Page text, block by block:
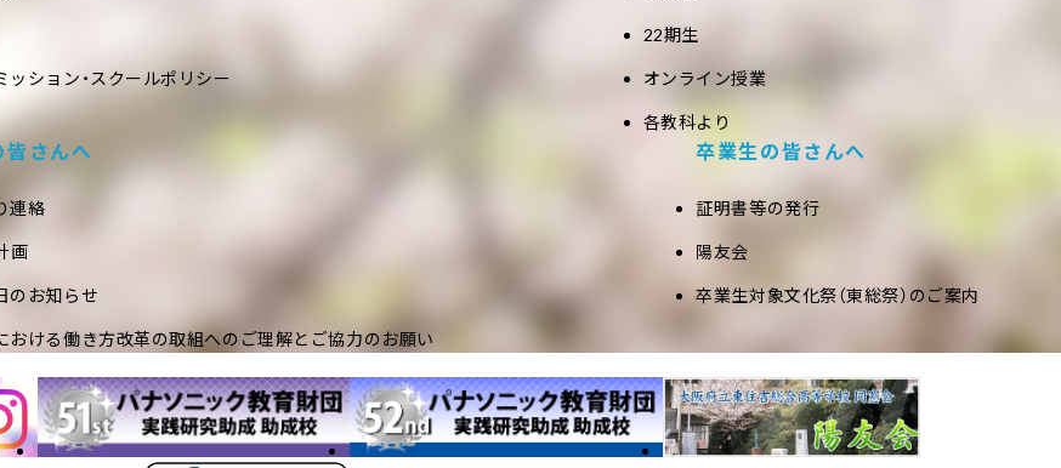
ッション・スクールポリシー
22期生
オンライン授業
各教科より
皆さんへ
連絡
画
のお知らせ
おける働き方改革の取組へのご理解とご協力のお願い
卒業生の皆さんへ
証明書等の発行
陽友会
卒業生対象文化祭（東総祭）のご案内